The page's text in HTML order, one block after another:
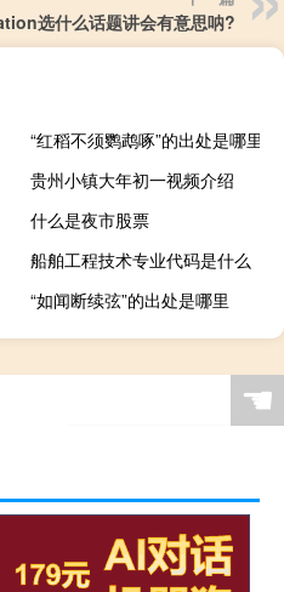
选什么话题讲会有意思呐?
“红稻不须鹦鹉啄”的出处是哪里
贵州小镇大年初一视频介绍
什么是夜市股票
船舶工程技术专业代码是什么
“如闻断续弦”的出处是哪里
☚